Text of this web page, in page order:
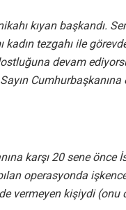
kıyan başkandı.
kadın tezgahı ile
devam
Cumhurbaşkanına
karşı 20 sene önce
operasyonda
vermeyen kişiydi (onu